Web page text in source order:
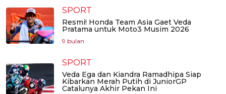
SPORT
Resmi! Honda Team Asia Gaet Veda
Pratama untuk Moto3 Musim 2026
9 bulan
SPORT
Veda Ega dan Kiandra Ramadhipa Siap
Kibarkan Merah Putih di JuniorGP
Catalunya Akhir Pekan Ini